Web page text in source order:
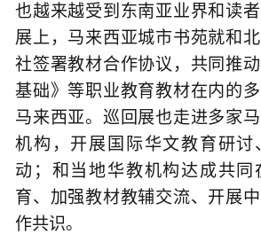
也越来越受到东南亚业界和读
展上，马来西亚城市书苑就和
社签署教材合作协议，共同推
基础》等职业教育教材在内的
马来西亚。巡回展也走进多家
机构，开展国际华文教育研讨
动；和当地华教机构达成共同
育、加强教材教辅交流、开展
作共识。